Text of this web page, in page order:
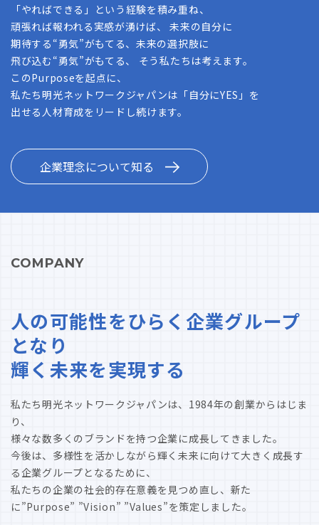
「やればできる」という経験を積み重ね、
頑張れば報われる実感が湧けば、 未来の自分に
期待する“勇気”がもてる、未来の選択肢に
飛び込む“勇気”がもてる、 そう私たちは考えます。
このPurposeを起点に、
私たち明光ネットワークジャパンは「自分にYES」を
出せる人材育成をリードし続けます。
企業理念について知る
COMPANY
人の可能性をひらく企業グループ
となり
輝く未来を実現する
私たち明光ネットワークジャパンは、1984年の創業からはじま
り、
様々な数多くのブランドを持つ企業に成長してきました。
今後は、多様性を活かしながら輝く未来に向けて大きく成長す
る企業グループとなるために、
私たちの企業の社会的存在意義を見つめ直し、新た
に”Purpose” ”Vision” ”Values”を策定しました。